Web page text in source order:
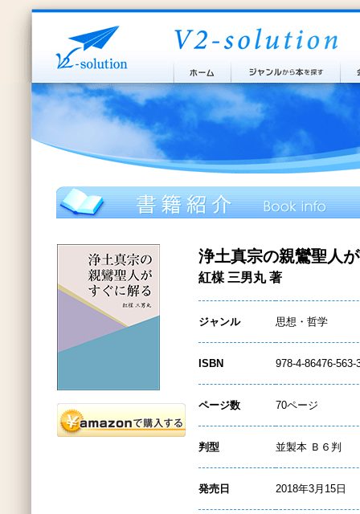
浄土真宗の親鸞聖人
紅楳 三男丸 著
ジャンル 思想・哲学
ISBN 978-4-86476-563-
ページ数 70ページ
判型 並製本 Ｂ６判
発売日 2018年3月15日